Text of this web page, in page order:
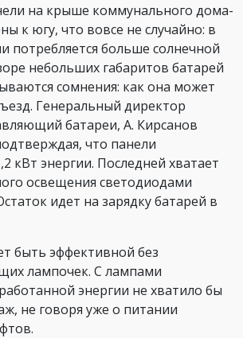
на крыше коммунального дома-
к югу, что вовсе не случайно: в
потребляется больше солнечной
небольших габаритов батарей
сомнения: как она может
Генеральный директор
батареи, А. Кирсанов
что панели
кВт энергии. Последней хватает
освещения светодиодами
идет на зарядку батарей в
быть эффективной без
лампочек. С лампами
энергии не хватило бы
не говоря уже о питании